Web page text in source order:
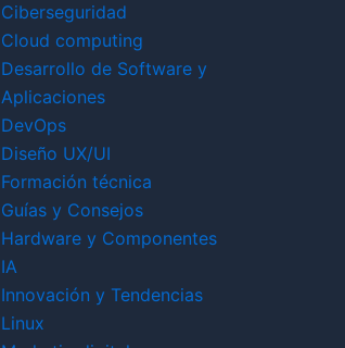
Ciberseguridad
Cloud computing
Desarrollo de Software y
Aplicaciones
DevOps
Diseño UX/UI
Formación técnica
Guías y Consejos
Hardware y Componentes
IA
Innovación y Tendencias
Linux